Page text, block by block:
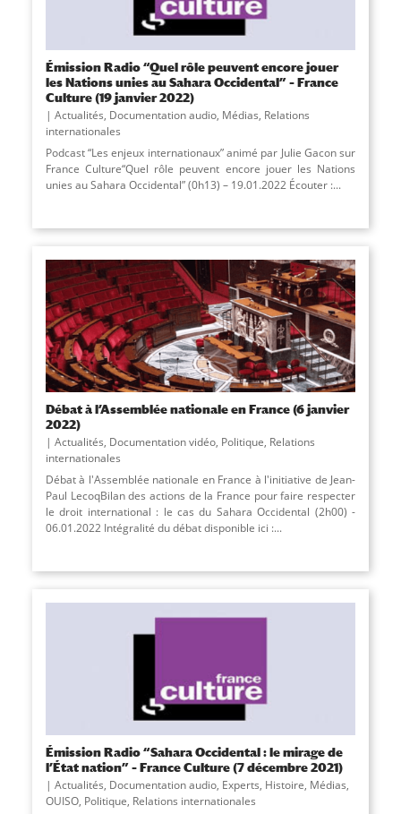
Émission Radio “Quel rôle peuvent encore jouer
les Nations unies au Sahara Occidental” – France
Culture (19 janvier 2022)
Actualités, Documentation audio, Médias, Relations
internationales
Podcast “Les enjeux internationaux” animé par Julie Gacon sur
France Culture“Quel rôle peuvent encore jouer les Nations
unies au Sahara Occidental” (0h13) – 19.01.2022 Écouter :...
Débat à l’Assemblée nationale en France (6 janvier
2022)
Actualités, Documentation vidéo, Politique, Relations
internationales
Débat à l'Assemblée nationale en France à l'initiative de Jean-
Paul LecoqBilan des actions de la France pour faire respecter
le droit international : le cas du Sahara Occidental (2h00) -
06.01.2022 Intégralité du débat disponible ici :...
Émission Radio “Sahara Occidental : le mirage de
l’État nation” – France Culture (7 décembre 2021)
Actualités, Documentation audio, Experts, Histoire, Médias,
OUISO, Politique, Relations internationales